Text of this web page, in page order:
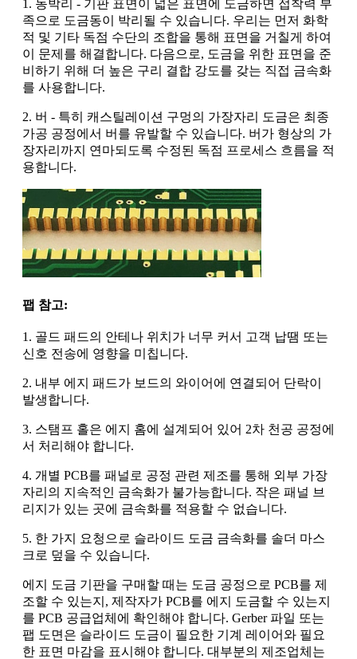
1. 동박리 - 기판 표면이 넓은 표면에 도금하면 접착력 부
족으로 도금동이 박리될 수 있습니다. 우리는 먼저 화학
적 및 기타 독점 수단의 조합을 통해 표면을 거칠게 하여
이 문제를 해결합니다. 다음으로, 도금을 위한 표면을 준
비하기 위해 더 높은 구리 결합 강도를 갖는 직접 금속화
를 사용합니다.
2. 버 - 특히 캐스틸레이션 구멍의 가장자리 도금은 최종
가공 공정에서 버를 유발할 수 있습니다. 버가 형상의 가
장자리까지 연마되도록 수정된 독점 프로세스 흐름을 적
용합니다.
팹 참고:
1. 골드 패드의 안테나 위치가 너무 커서 고객 납땜 또는
신호 전송에 영향을 미칩니다.
2. 내부 에지 패드가 보드의 와이어에 연결되어 단락이
발생합니다.
3. 스탬프 홀은 에지 홈에 설계되어 있어 2차 천공 공정에
서 처리해야 합니다.
4. 개별 PCB를 패널로 공정 관련 제조를 통해 외부 가장
자리의 지속적인 금속화가 불가능합니다. 작은 패널 브
리지가 있는 곳에 금속화를 적용할 수 없습니다.
5. 한 가지 요청으로 슬라이드 도금 금속화를 솔더 마스
크로 덮을 수 있습니다.
에지 도금 기판을 구매할 때는 도금 공정으로 PCB를 제
조할 수 있는지, 제작자가 PCB를 에지 도금할 수 있는지
를 PCB 공급업체에 확인해야 합니다. Gerber 파일 또는
팹 도면은 슬라이드 도금이 필요한 기계 레이어와 필요
한 표면 마감을 표시해야 합니다. 대부분의 제조업체는